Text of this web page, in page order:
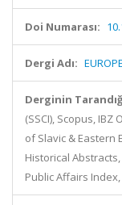
Doi Numarası:
Dergi Adı:
Derginin
(SSCI), Scopus,
of Slavic & Eastern
Historical
Public Affairs